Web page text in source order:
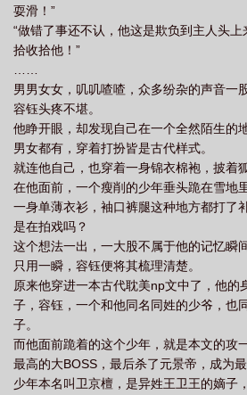
耍滑！”
“做错了事还不认，他这是欺负到主人头
拾收拾他！”
男男女女，叽叽喳喳，众多纷杂的声音一
容钰头疼不堪。
他睁开眼，却发现自己在一个全然陌生的
男女都有，穿着打扮皆是古代样式。
就连他自己，也穿着一身锦衣棉袍，披着
在他面前，一个瘦削的少年垂头跪在雪地
一身单薄衣衫，袖口裤腿这种地方都打了补
是在拍戏吗？
这个想法一出，一大股不属于他的记忆瞬
只用一瞬，容钰便将其梳理清楚。
原来他穿进一本古代耽美np文中了，他的
子，容钰，一个和他同名同姓的少爷，也
子。
而他面前跪着的这个少年，就是本文的攻
最高的大BOSS，最后杀了元景帝，成为最
少年本名叫卫京檀，是异姓王卫王的嫡子